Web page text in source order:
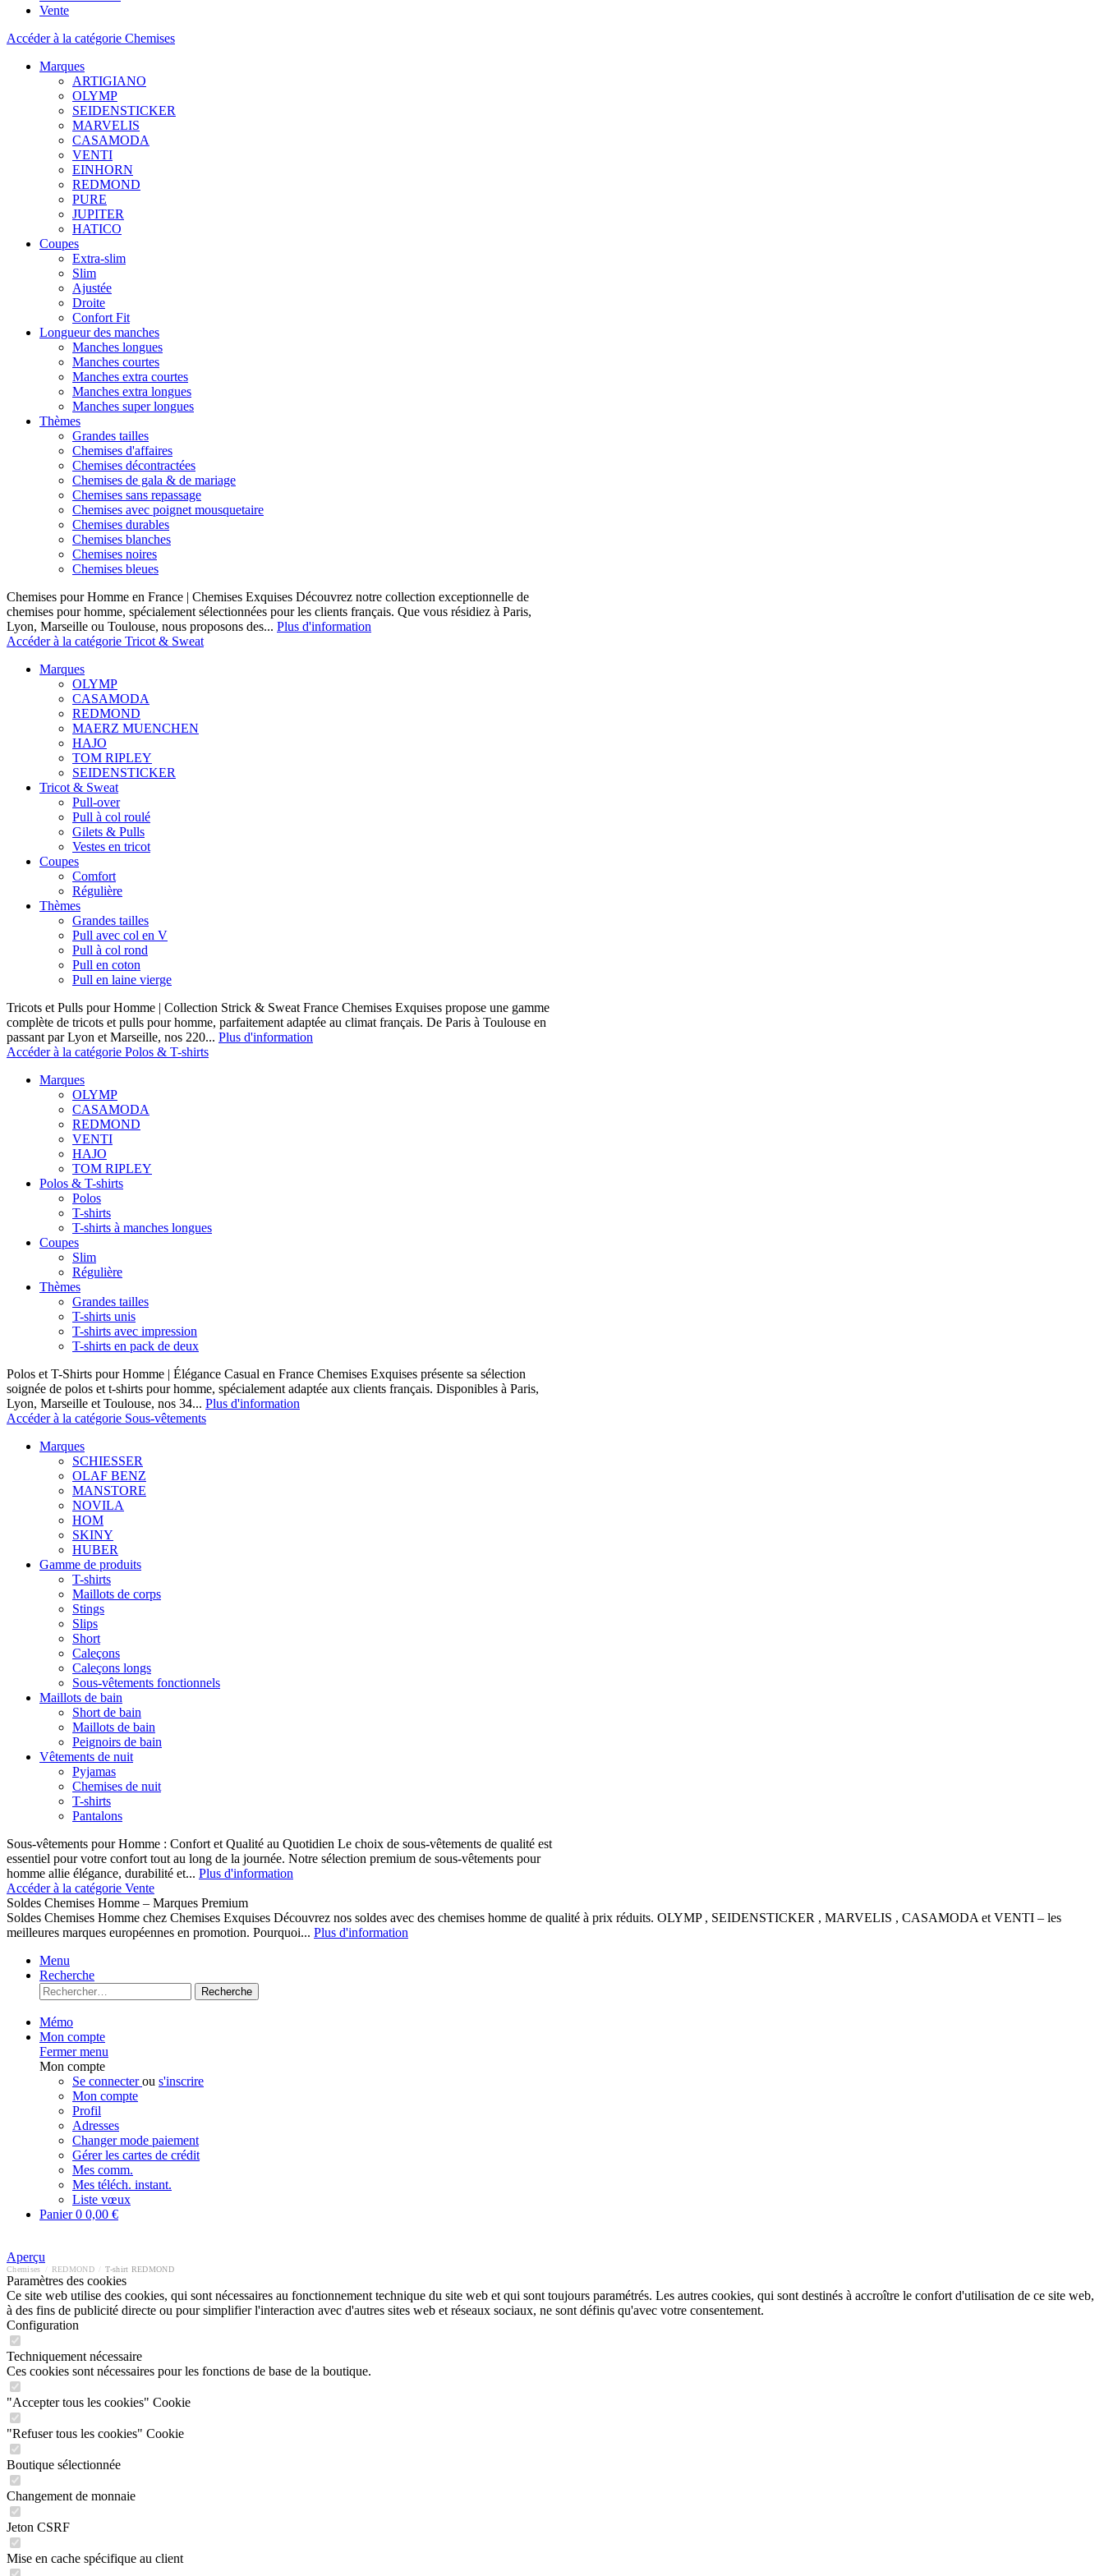
Vente
Accéder à la catégorie Chemises
Marques
ARTIGIANO
OLYMP
SEIDENSTICKER
MARVELIS
CASAMODA
VENTI
EINHORN
REDMOND
PURE
JUPITER
HATICO
Coupes
Extra-slim
Slim
Ajustée
Droite
Confort Fit
Longueur des manches
Manches longues
Manches courtes
Manches extra courtes
Manches extra longues
Manches super longues
Thèmes
Grandes tailles
Chemises d'affaires
Chemises décontractées
Chemises de gala & de mariage
Chemises sans repassage
Chemises avec poignet mousquetaire
Chemises durables
Chemises blanches
Chemises noires
Chemises bleues
Chemises pour Homme en France | Chemises Exquises Découvrez notre collection exceptionnelle de
chemises pour homme, spécialement sélectionnées pour les clients français. Que vous résidiez à Paris,
Lyon, Marseille ou Toulouse, nous proposons des... Plus d'information
Accéder à la catégorie Tricot & Sweat
Marques
OLYMP
CASAMODA
REDMOND
MAERZ MUENCHEN
HAJO
TOM RIPLEY
SEIDENSTICKER
Tricot & Sweat
Pull-over
Pull à col roulé
Gilets & Pulls
Vestes en tricot
Coupes
Comfort
Régulière
Thèmes
Grandes tailles
Pull avec col en V
Pull à col rond
Pull en coton
Pull en laine vierge
Tricots et Pulls pour Homme | Collection Strick & Sweat France Chemises Exquises propose une gamme
complète de tricots et pulls pour homme, parfaitement adaptée au climat français. De Paris à Toulouse en
passant par Lyon et Marseille, nos 220... Plus d'information
Accéder à la catégorie Polos & T-shirts
Marques
OLYMP
CASAMODA
REDMOND
VENTI
HAJO
TOM RIPLEY
Polos & T-shirts
Polos
T-shirts
T-shirts à manches longues
Coupes
Slim
Régulière
Thèmes
Grandes tailles
T-shirts unis
T-shirts avec impression
T-shirts en pack de deux
Polos et T-Shirts pour Homme | Élégance Casual en France Chemises Exquises présente sa sélection
soignée de polos et t-shirts pour homme, spécialement adaptée aux clients français. Disponibles à Paris,
Lyon, Marseille et Toulouse, nos 34... Plus d'information
Accéder à la catégorie Sous-vêtements
Marques
SCHIESSER
OLAF BENZ
MANSTORE
NOVILA
HOM
SKINY
HUBER
Gamme de produits
T-shirts
Maillots de corps
Stings
Slips
Short
Caleçons
Caleçons longs
Sous-vêtements fonctionnels
Maillots de bain
Short de bain
Maillots de bain
Peignoirs de bain
Vêtements de nuit
Pyjamas
Chemises de nuit
T-shirts
Pantalons
Sous-vêtements pour Homme : Confort et Qualité au Quotidien Le choix de sous-vêtements de qualité est
essentiel pour votre confort tout au long de la journée. Notre sélection premium de sous-vêtements pour
homme allie élégance, durabilité et... Plus d'information
Accéder à la catégorie Vente
Soldes Chemises Homme – Marques Premium
Soldes Chemises Homme chez Chemises Exquises Découvrez nos soldes avec des chemises homme de qualité à prix réduits. OLYMP , SEIDENSTICKER , MARVELIS , CASAMODA et VENTI – les
meilleures marques européennes en promotion. Pourquoi... Plus d'information
Menu
Recherche
Recherche
Mémo
Mon compte
Fermer menu
Mon compte
Se connecterou s'inscrire
Mon compte
Profil
Adresses
Changer mode paiement
Gérer les cartes de crédit
Mes comm.
Mes téléch. instant.
Liste vœux
Panier0 0,00 €
Aperçu
Chemises REDMOND T-shirt REDMOND
Paramètres des cookies
Ce site web utilise des cookies, qui sont nécessaires au fonctionnement technique du site web et qui sont toujours paramétrés. Les autres cookies, qui sont destinés à accroître le confort d'utilisation de ce site web,
à des fins de publicité directe ou pour simplifier l'interaction avec d'autres sites web et réseaux sociaux, ne sont définis qu'avec votre consentement.
Configuration
Techniquement nécessaire
Ces cookies sont nécessaires pour les fonctions de base de la boutique.
"Accepter tous les cookies" Cookie
"Refuser tous les cookies" Cookie
Boutique sélectionnée
Changement de monnaie
Jeton CSRF
Mise en cache spécifique au client